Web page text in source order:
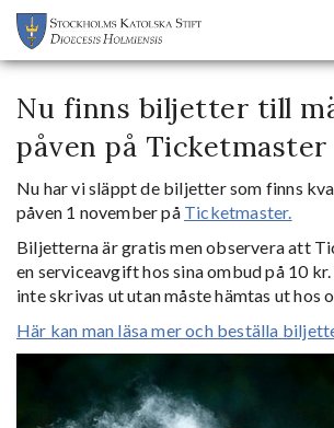
Nu finns biljetter till
påven på Ticketmaster
Nu har vi släppt de biljetter som finns
påven 1 november på Ticketmaster.
Biljetterna är gratis men observera att
en serviceavgift hos sina ombud på 10
inte skrivas ut utan måste hämtas ut hos
Här kan man läsa mer och beställa